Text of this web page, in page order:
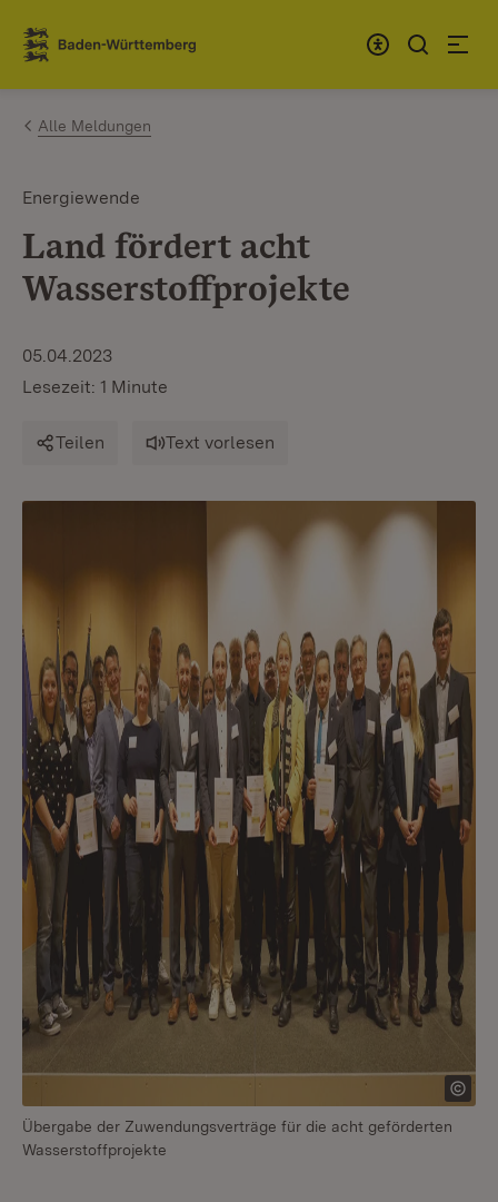
Zum Inhalt springen
Link zur Startseite
Alle Meldungen
Energiewende
Land fördert acht
Wasserstoffprojekte
05.04.2023
Lesezeit: 1 Minute
Teilen Text vorlesen
Übergabe der Zuwendungsverträge für die acht geförderten
Wasserstoffprojekte